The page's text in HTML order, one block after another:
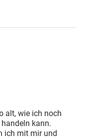
alt, wie ich noch
kann.
ich mit mir und